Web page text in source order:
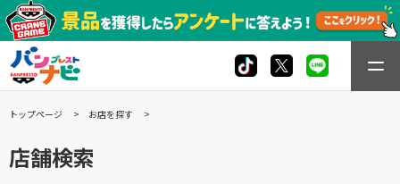
トップページ お店を探す
店舗検索